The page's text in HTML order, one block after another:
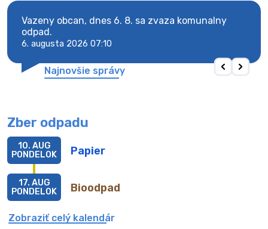
Vazeny obcan, dnes 6. 8. sa zvaza komunalny
odpad.
6. augusta 2026 07:10
Najnovšie správy
Zber odpadu
Papier
10. AUG
PONDELOK
Bioodpad
17. AUG
PONDELOK
Zobraziť celý kalendár